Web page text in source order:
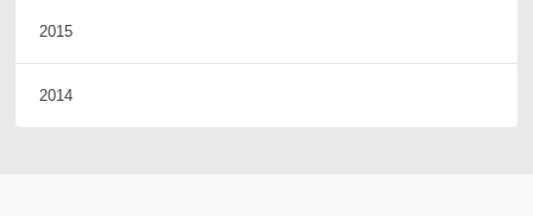
2015
2014